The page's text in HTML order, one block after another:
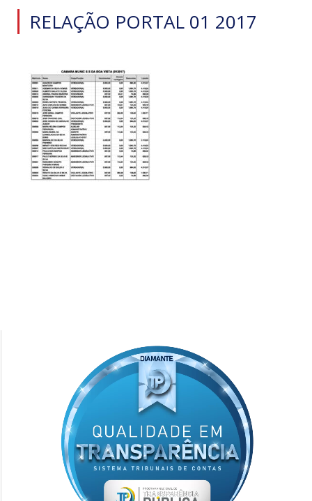
RELAÇÃO PORTAL 01 2017